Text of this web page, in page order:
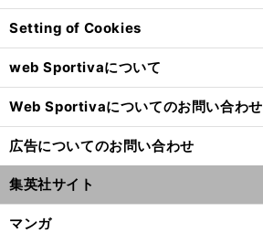
Setting of Cookies
web Sportivaについて
Web Sportivaについてのお問い合わせ
広告についてのお問い合わせ
集英社サイト
マンガ